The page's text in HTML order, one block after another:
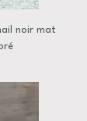
noir mat